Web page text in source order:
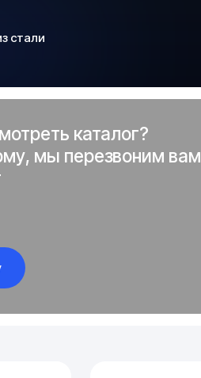
стали
каталог?
мы перезвоним вам